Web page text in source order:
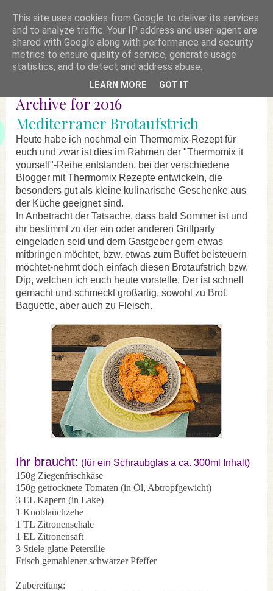
Archive for 2016
Mediterraner Brotaufstrich
Heute habe ich nochmal ein Thermomix-Rezept für
euch und zwar ist dies im Rahmen der "Thermomix it
yourself"-Reihe entstanden, bei der verschiedene
Blogger mit Thermomix Rezepte entwickeln, die
besonders gut als kleine kulinarische Geschenke aus
der Küche geeignet sind.
In Anbetracht der Tatsache, dass bald Sommer ist und
ihr bestimmt zu der ein oder anderen Grillparty
eingeladen seid und dem Gastgeber gern etwas
mitbringen möchtet, bzw. etwas zum Buffet beisteuern
möchtet-nehmt doch einfach diesen Brotaufstrich bzw.
Dip, welchen ich euch heute vorstelle. Der ist schnell
gemacht und schmeckt großartig, sowohl zu Brot,
Baguette, aber auch zu Fleisch.
Ihr braucht: (für ein Schraubglas a ca. 300ml Inhalt)
150g Ziegenfrischkäse
150g getrocknete Tomaten (in Öl, Abtropfgewicht)
3 EL Kapern (in Lake)
1 Knoblauchzehe
1 TL Zitronenschale
1 EL Zitronensaft
3 Stiele glatte Petersilie
Frisch gemahlener schwarzer Pfeffer
Zubereitung:
This site uses cookies from Google to deliver its services
and to analyze traffic. Your IP address and user-agent are
shared with Google along with performance and security
metrics to ensure quality of service, generate usage
statistics, and to detect and address abuse.
LEARN MORE GOT IT